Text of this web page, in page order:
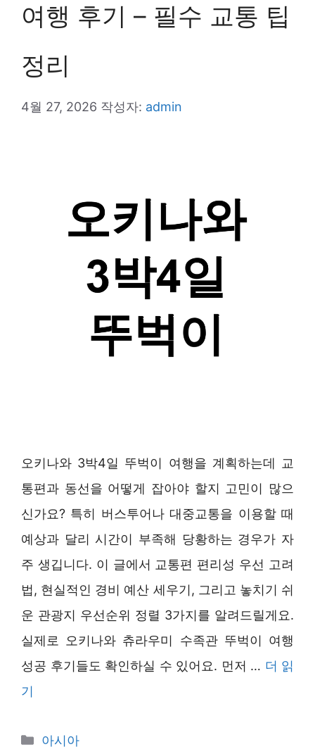
여행 후기 – 필수 교통 팁
정리
4월 27, 2026 작성자: admin
오키나와 3박4일 뚜벅이 여행을 계획하는데 교
통편과 동선을 어떻게 잡아야 할지 고민이 많으
신가요? 특히 버스투어나 대중교통을 이용할 때
예상과 달리 시간이 부족해 당황하는 경우가 자
주 생깁니다. 이 글에서 교통편 편리성 우선 고려
법, 현실적인 경비 예산 세우기, 그리고 놓치기 쉬
운 관광지 우선순위 정렬 3가지를 알려드릴게요.
실제로 오키나와 츄라우미 수족관 뚜벅이 여행
성공 후기들도 확인하실 수 있어요. 먼저 … 더 읽
기
카
아시아